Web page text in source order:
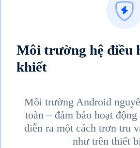
Môi trường hệ điều
khiết
Môi trường Android
toàn – đảm bảo hoạt
diễn ra một cách trơn tru
như trên thiết